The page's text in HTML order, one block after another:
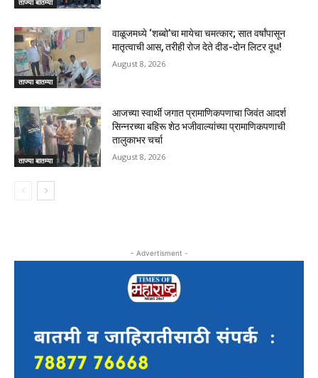
ताज्या बातम्या
ताज्या बातम्या
वाळूजमध्ये ‘शब्बो’चा मायेचा चमत्कार; सात वर्षांपासून
मातृत्वाची आस, तरीही रोज देते दीड-दोन लिटर दूध!
August 8, 2026
ताज्या बातम्या
आजच्या स्वार्थी जगात प्रामाणिकपणाचा जिवंत आदर्श
सिन्नरच्या बहिरू शेठ भजीवाल्यांच्या प्रामाणिकपणाची
तालुकाभर चर्चा
August 8, 2026
- Advertisment -